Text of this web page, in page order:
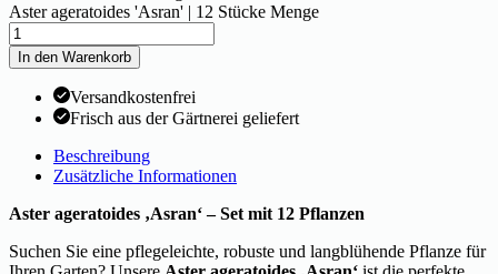
Aster ageratoides 'Asran' | 12 Stücke Menge
In den Warenkorb
Versandkostenfrei
Frisch aus der Gärtnerei geliefert
Beschreibung
Zusätzliche Informationen
Aster ageratoides ‚Asran‘ – Set mit 12 Pflanzen
Suchen Sie eine pflegeleichte, robuste und langblühende Pflanze für